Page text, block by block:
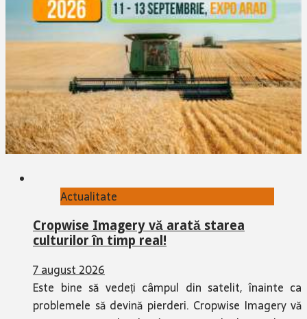
Actualitate
Cropwise Imagery vă arată starea
culturilor în timp real!
7 august 2026
Este bine să vedeți câmpul din satelit, înainte ca
problemele să devină pierderi. Cropwise Imagery vă